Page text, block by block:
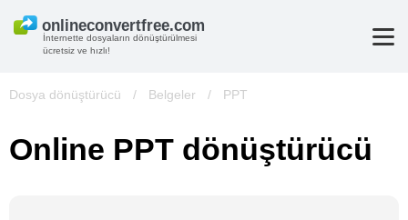
İnternette dosyaların dönüştürülmesi
ücretsiz ve hızlı!
Dosya dönüştürücü / Belgeler / PPT
Online PPT dönüştürücü